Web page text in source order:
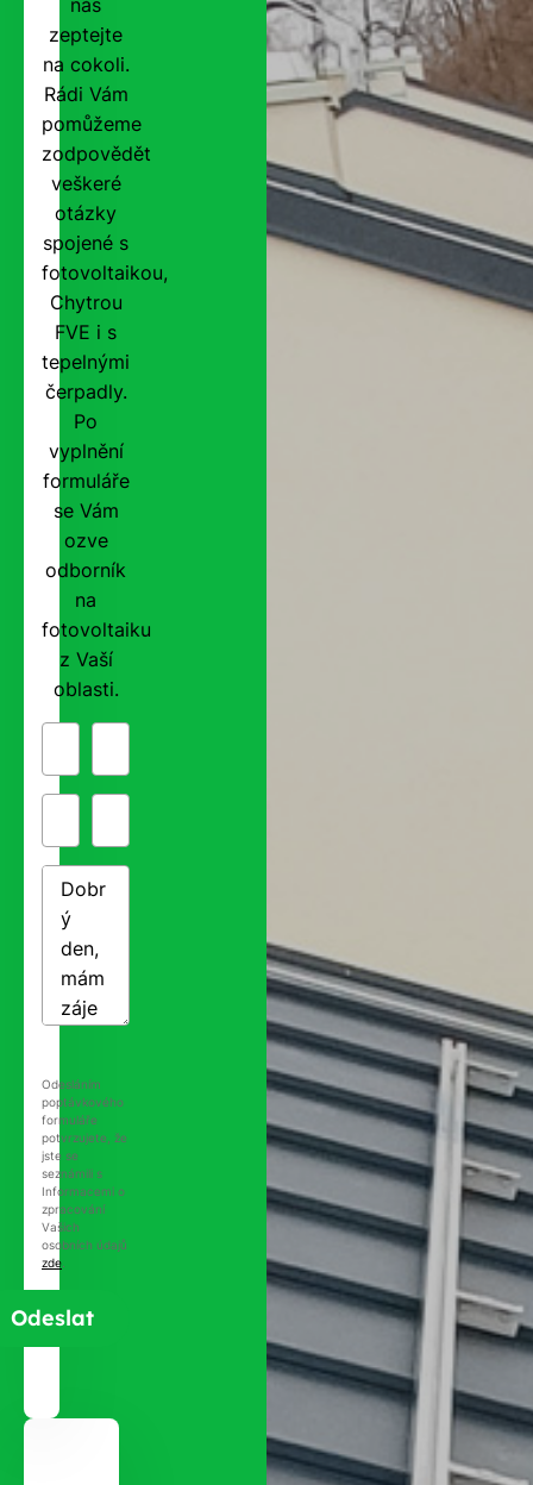
zeptejte
na cokoli.
Rádi Vám
pomůžeme
zodpovědět
veškeré
otázky
spojené s
fotovoltaikou,
Chytrou
FVE i s
tepelnými
čerpadly.
Po
vyplnění
formuláře
se Vám
ozve
odborník
na
fotovoltaiku
z Vaší
oblasti.
Odesláním
poptávkového
formuláře
potvrzujete, že
jste se
seznámili s
Informacemi o
zpracování
Vašich
osobních údajů
zde